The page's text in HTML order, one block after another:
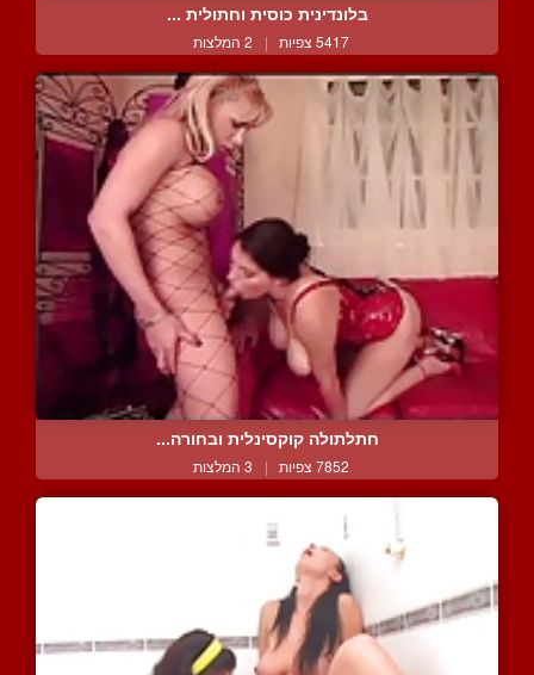
בלונדינית כוסית וחתולית ...
5417 צפיות | 2 המלצות
חתלתולה קוקסינלית ובחורה...
7852 צפיות | 3 המלצות